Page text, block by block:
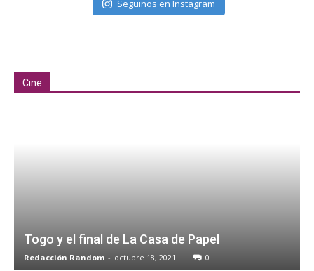
Seguinos en Instagram
Cine
Togo y el final de La Casa de Papel
Redacción Random - octubre 18, 2021 0